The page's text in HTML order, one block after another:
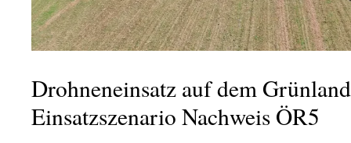
Drohneneinsatz auf dem
Einsatzszenario Nachweis ÖR5